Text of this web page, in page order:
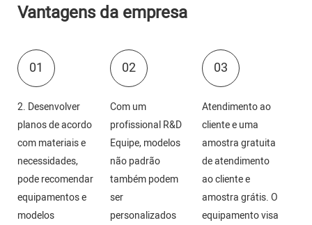
Vantagens da empresa
01
2. Desenvolver
planos de acordo
com materiais e
necessidades,
pode recomendar
equipamentos e
modelos
02
Com um
profissional R&D
Equipe, modelos
não padrão
também podem
ser
personalizados
03
Atendimento ao
cliente e uma
amostra gratuita
de atendimento
ao cliente e
amostra grátis. O
equipamento visa